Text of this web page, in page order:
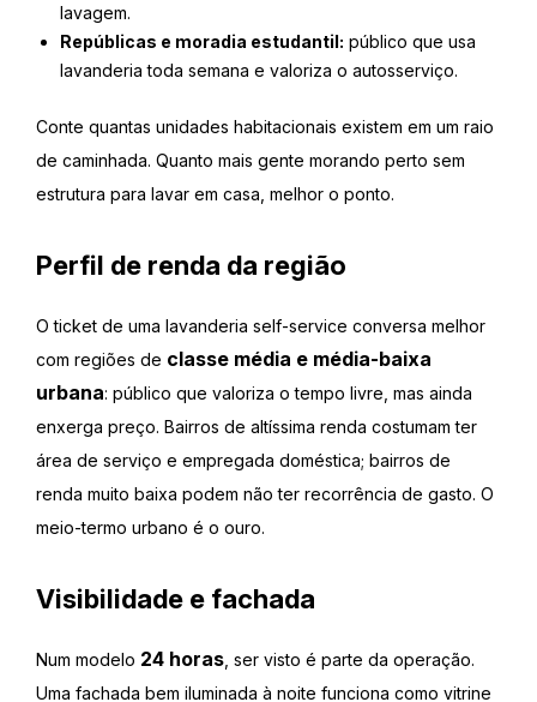
lavagem.
Repúblicas e moradia estudantil: público que usa
lavanderia toda semana e valoriza o autosserviço.
Conte quantas unidades habitacionais existem em um raio
de caminhada. Quanto mais gente morando perto sem
estrutura para lavar em casa, melhor o ponto.
Perfil de renda da região
O ticket de uma lavanderia self-service conversa melhor
com regiões de classe média e média-baixa
urbana: público que valoriza o tempo livre, mas ainda
enxerga preço. Bairros de altíssima renda costumam ter
área de serviço e empregada doméstica; bairros de
renda muito baixa podem não ter recorrência de gasto. O
meio-termo urbano é o ouro.
Visibilidade e fachada
Num modelo 24 horas , ser visto é parte da operação.
Uma fachada bem iluminada à noite funciona como vitrine